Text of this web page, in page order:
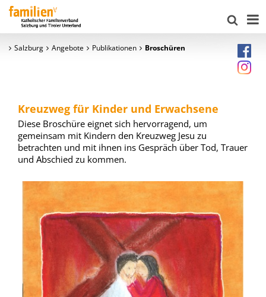
Salzburg Angebote Publikationen Broschüren
Kreuzweg für Kinder und Erwachsene
Diese Broschüre eignet sich hervorragend, um
gemeinsam mit Kindern den Kreuzweg Jesu zu
betrachten und mit ihnen ins Gespräch über Tod, Trauer
und Abschied zu kommen.